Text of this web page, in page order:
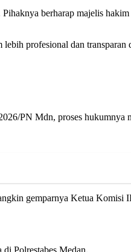
berharap majelis
profesional dan transparan
PN Mdn, proses hukumnya
gemparnya Ketua Komisi